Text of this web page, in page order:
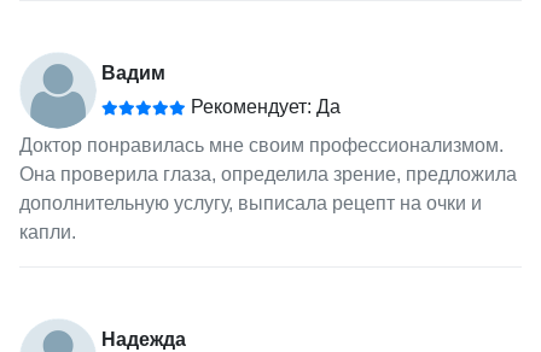
Вадим
Рекомендует: Да
Доктор понравилась мне своим профессионализмом.
Она проверила глаза, определила зрение, предложила
дополнительную услугу, выписала рецепт на очки и
капли.
Надежда